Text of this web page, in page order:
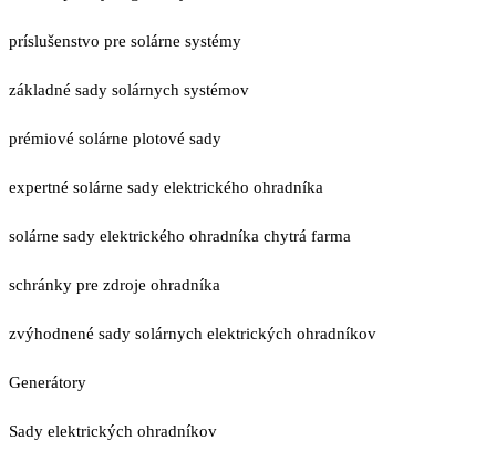
príslušenstvo pre solárne systémy
základné sady solárnych systémov
prémiové solárne plotové sady
expertné solárne sady elektrického ohradníka
solárne sady elektrického ohradníka chytrá farma
schránky pre zdroje ohradníka
zvýhodnené sady solárnych elektrických ohradníkov
Generátory
Sady elektrických ohradníkov